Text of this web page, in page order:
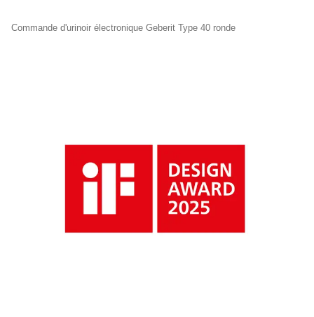
Commande d'urinoir électronique Geberit Type 40 ronde